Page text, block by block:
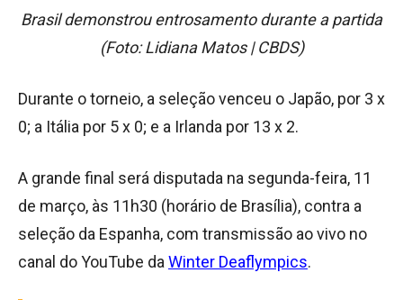
Brasil demonstrou entrosamento durante a partida
(Foto: Lidiana Matos | CBDS)
Durante o torneio, a seleção venceu o Japão, por 3 x
0; a Itália por 5 x 0; e a Irlanda por 13 x 2.
A grande final será disputada na segunda-feira, 11
de março, às 11h30 (horário de Brasília), contra a
seleção da Espanha, com transmissão ao vivo no
canal do YouTube daWinter Deaflympics.